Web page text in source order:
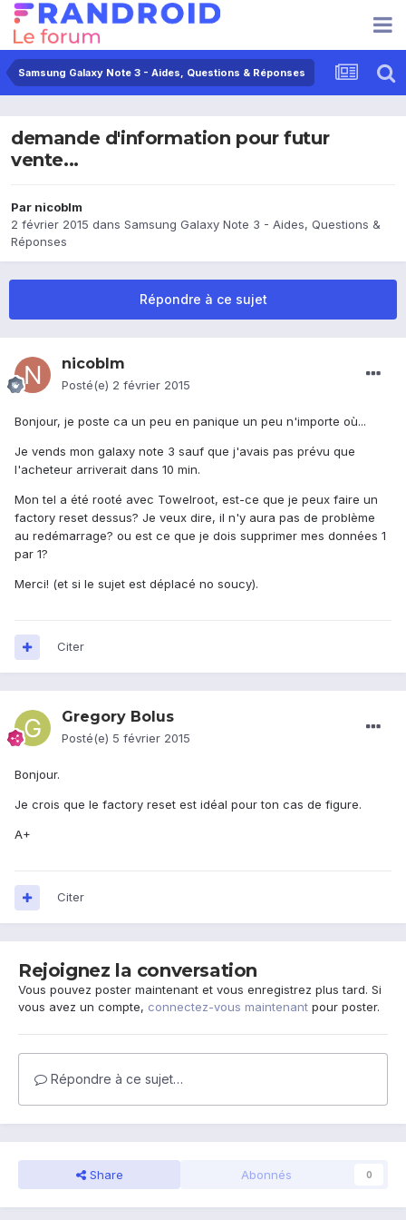
Samsung Galaxy Note 3 - Aides, Questions & Réponses
demande d'information pour futur
vente...
Par nicoblm
2 février 2015 dans Samsung Galaxy Note 3 - Aides, Questions &
Réponses
Répondre à ce sujet
nicoblm
Posté(e) 2 février 2015
Bonjour, je poste ca un peu en panique un peu n'importe où...
Je vends mon galaxy note 3 sauf que j'avais pas prévu que
l'acheteur arriverait dans 10 min.
Mon tel a été rooté avec Towelroot, est-ce que je peux faire un
factory reset dessus? Je veux dire, il n'y aura pas de problème
au redémarrage? ou est ce que je dois supprimer mes données 1
par 1?
Merci! (et si le sujet est déplacé no soucy).
Citer
Gregory Bolus
Posté(e) 5 février 2015
Bonjour.
Je crois que le factory reset est idéal pour ton cas de figure.
A+
Citer
Rejoignez la conversation
Vous pouvez poster maintenant et vous enregistrez plus tard. Si
vous avez un compte, connectez-vous maintenant pour poster.
Répondre à ce sujet…
Share Abonnés 0